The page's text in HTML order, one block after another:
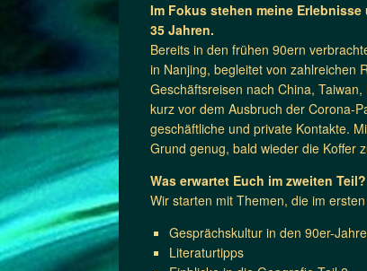
Im Fokus stehen meine
35 Jahren.
Bereits in den frühen 90ern
in Nanjing, begleitet von zahlreichen
Geschäftsreisen nach China,
kurz vor dem Ausbruch der Corona-
geschäftliche und private Kontakte.
Grund genug, bald wieder die Koffer
Was erwartet Euch im zweiten Teil?
Wir starten mit Themen, die im
Gesprächskultur in den 90er-
Literaturtipps